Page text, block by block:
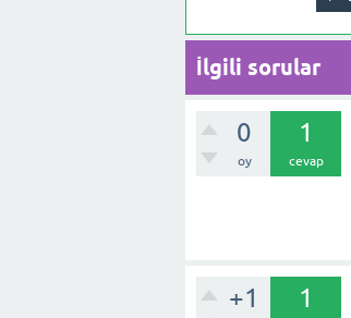
İlgili sorular
0
oy
1
cevap
+1 1